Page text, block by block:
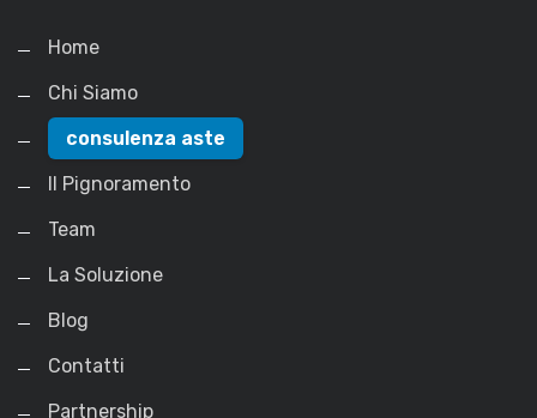
Home
Chi Siamo
consulenza aste
Il Pignoramento
Team
La Soluzione
Blog
Contatti
Partnership